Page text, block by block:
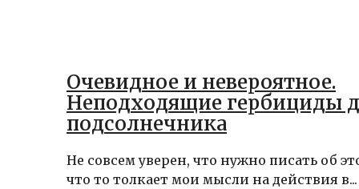
Очевидное и невероятное.
Неподходящие гербициды
подсолнечника
Не совсем уверен, что нужно писать об
что то толкает мои мысли на действия в...